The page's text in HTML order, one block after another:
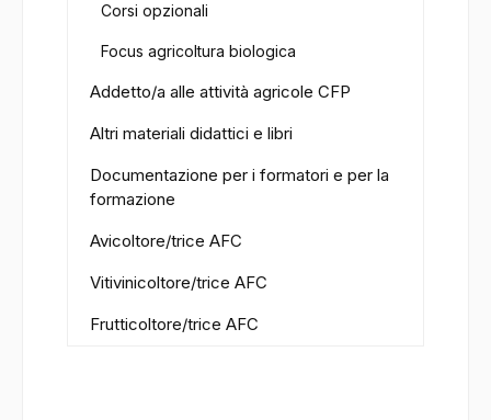
Corsi opzionali
Focus agricoltura biologica
Addetto/a alle attività agricole CFP
Altri materiali didattici e libri
Documentazione per i formatori e per la
formazione
Avicoltore/trice AFC
Vitivinicoltore/trice AFC
Frutticoltore/trice AFC